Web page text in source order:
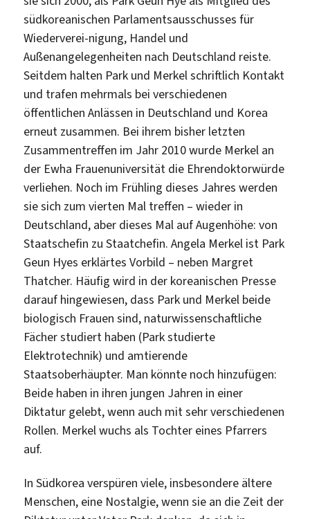
südkoreanischen Parlamentsausschusses für
Wiederverei-nigung, Handel und
Außenangelegenheiten nach Deutschland reiste.
Seitdem halten Park und Merkel schriftlich Kontakt
und trafen mehrmals bei verschiedenen
öffentlichen Anlässen in Deutschland und Korea
erneut zusammen. Bei ihrem bisher letzten
Zusammentreffen im Jahr 2010 wurde Merkel an
der Ewha Frauenuniversität die Ehrendoktorwürde
verliehen. Noch im Frühling dieses Jahres werden
sie sich zum vierten Mal treffen – wieder in
Deutschland, aber dieses Mal auf Augenhöhe: von
Staatschefin zu Staatchefin. Angela Merkel ist Park
Geun Hyes erklärtes Vorbild – neben Margret
Thatcher. Häufig wird in der koreanischen Presse
darauf hingewiesen, dass Park und Merkel beide
biologisch Frauen sind, naturwissenschaftliche
Fächer studiert haben (Park studierte
Elektrotechnik) und amtierende
Staatsoberhäupter. Man könnte noch hinzufügen:
Beide haben in ihren jungen Jahren in einer
Diktatur gelebt, wenn auch mit sehr verschiedenen
Rollen. Merkel wuchs als Tochter eines Pfarrers
auf.
In Südkorea verspüren viele, insbesondere ältere
Menschen, eine Nostalgie, wenn sie an die Zeit der